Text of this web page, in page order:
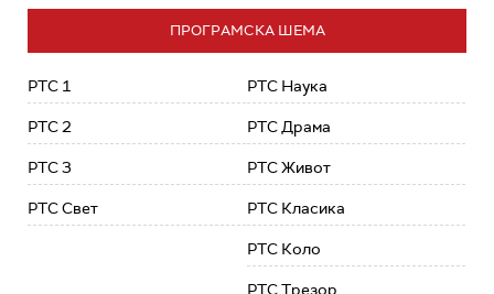
ПРОГРАМСКА ШЕМА
РТС 1
РТС 2
РТС 3
РТС Свет
РТС Наука
РТС Драма
РТС Живот
РТС Класика
РТС Коло
РТС Трезор